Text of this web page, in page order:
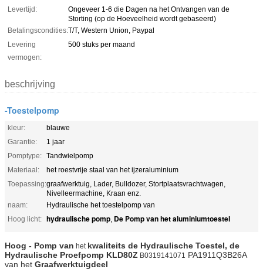
Levertijd:
Ongeveer 1-6 die Dagen na het Ontvangen van de
Storting (op de Hoeveelheid wordt gebaseerd)
Betalingscondities:T/T, Western Union, Paypal
Levering
vermogen:
500 stuks per maand
beschrijving
-Toestelpomp
kleur:
blauwe
Garantie:
1 jaar
Pomptype: Tandwielpomp
Materiaal:
het roestvrije staal van het ijzeraluminium
Toepassing:graafwerktuig, Lader, Bulldozer, Stortplaatsvrachtwagen,
Nivelleermachine, Kraan enz.
naam:
Hydraulische het toestelpomp van
Hoog licht: hydraulische pomp, De Pomp van het aluminiumtoestel
Hoog - Pomp van het kwaliteits de Hydraulische Toestel, de
Hydraulische Proefpomp KLD80Z B0319141071 PA1911Q3B26A
van het Graafwerktuigdeel